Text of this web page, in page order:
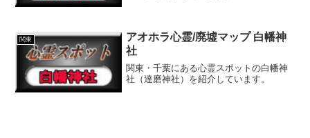
関東
アオホラ心霊/廃墟マップ 白幡神
社
関東・千葉にある心霊スポットの白幡神
社（達磨神社）を紹介しています。